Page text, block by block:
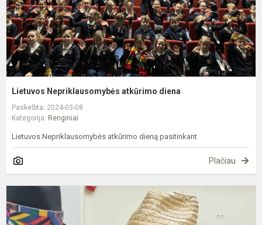
Lietuvos Nepriklausomybės atkūrimo diena
Paskelbta: 2024-03-08
Kategorija: Renginiai
Lietuvos Nepriklausomybės atkūrimo dieną pasitinkant
Plačiau